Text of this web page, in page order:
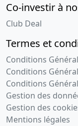
Co-investir à
Club Deal
Termes et
Conditions
Conditions
Conditions
Gestion des
Gestion des
Mentions légales